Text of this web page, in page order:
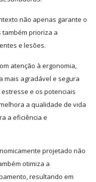
não apenas garante o
prioriza a
e lesões.
atenção à ergonomia,
mais agradável e segura
e os potenciais
a qualidade de vida
a eficiência e
projetado não
otimiza a
resultando em